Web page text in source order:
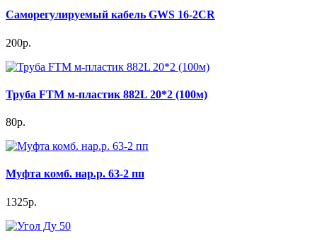
Саморегулируемый кабель GWS 16-2CR
200р.
Труба FTM м-пластик 882L 20*2 (100м)
80р.
Муфта комб. нар.р. 63-2 пп
1325р.